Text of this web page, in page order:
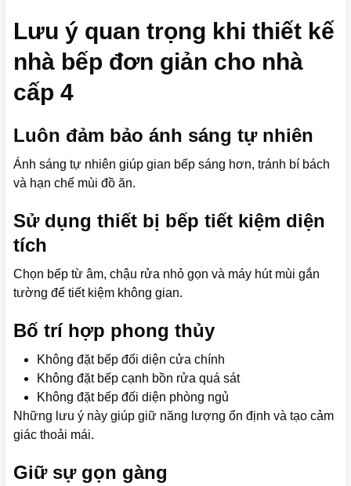
Lưu ý quan trọng khi thiết kế
nhà bếp đơn giản cho nhà
cấp 4
Luôn đảm bảo ánh sáng tự nhiên
Ánh sáng tự nhiên giúp gian bếp sáng hơn, tránh bí bách
và hạn chế mùi đồ ăn.
Sử dụng thiết bị bếp tiết kiệm diện
tích
Chọn bếp từ âm, chậu rửa nhỏ gọn và máy hút mùi gắn
tường để tiết kiệm không gian.
Bố trí hợp phong thủy
Không đặt bếp đối diện cửa chính
Không đặt bếp cạnh bồn rửa quá sát
Không đặt bếp đối diện phòng ngủ
Những lưu ý này giúp giữ năng lượng ổn định và tạo cảm
giác thoải mái.
Giữ sự gọn gàng